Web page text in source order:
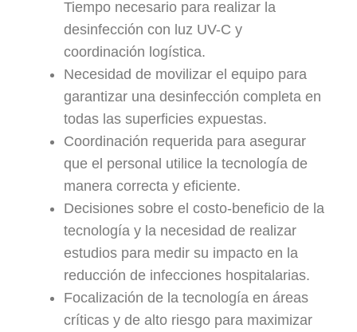
Tiempo necesario para realizar la
desinfección con luz UV-C y
coordinación logística.
Necesidad de movilizar el equipo para
garantizar una desinfección completa en
todas las superficies expuestas.
Coordinación requerida para asegurar
que el personal utilice la tecnología de
manera correcta y eficiente.
Decisiones sobre el costo-beneficio de la
tecnología y la necesidad de realizar
estudios para medir su impacto en la
reducción de infecciones hospitalarias.
Focalización de la tecnología en áreas
críticas y de alto riesgo para maximizar